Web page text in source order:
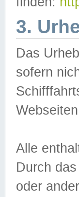
3.
Das
sofern
Alle
Durch
oder